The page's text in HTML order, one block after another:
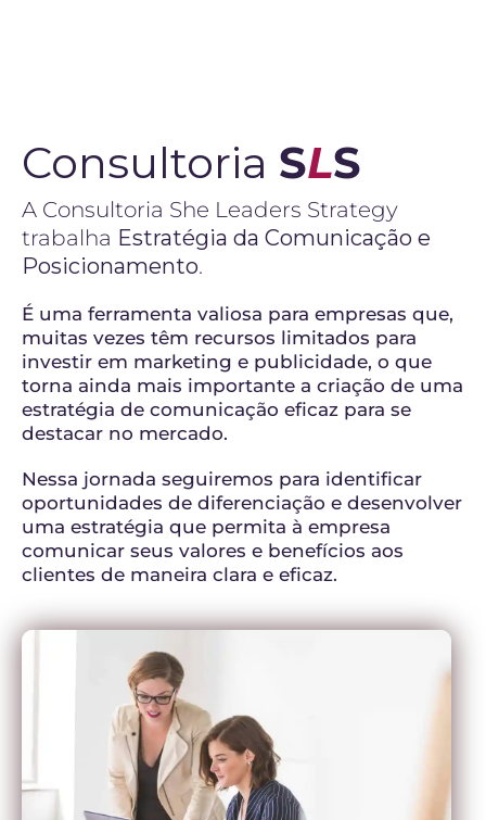
Consultoria SLS
A Consultoria She Leaders Strategy
trabalha Estratégia da Comunicação e
Posicionamento.
É uma ferramenta valiosa para empresas que,
muitas vezes têm recursos limitados para
investir em marketing e publicidade, o que
torna ainda mais importante a criação de uma
estratégia de comunicação eficaz para se
destacar no mercado.
Nessa jornada seguiremos para identificar
oportunidades de diferenciação e desenvolver
uma estratégia que permita à empresa
comunicar seus valores e benefícios aos
clientes de maneira clara e eficaz.